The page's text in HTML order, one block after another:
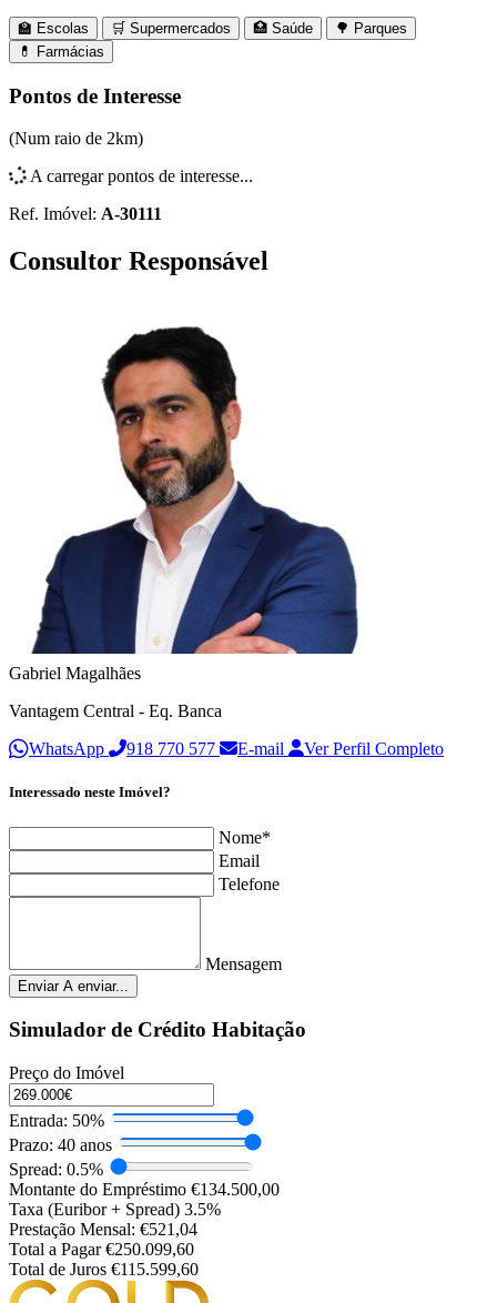
🏫 Escolas 🛒 Supermercados 🏥 Saúde
🌳 Parques
💊 Farmácias
Apartamento T2 Agualva
+
Pontos de Interesse
(Num raio de 2km)
A carregar pontos de interesse...
Ref. Imóvel: A-30111
Consultor Responsável
Gabriel Magalhães
Vantagem Central - Eq. Banca
WhatsApp
918 770 577 E-mail Ver Perfil Completo
Interessado neste Imóvel?
Nome*
Email
Telefone
Mensagem
Enviar A enviar...
Simulador de Crédito Habitação
Preço do Imóvel
Entrada: 50%
Prazo: 40 anos
Spread: 0.5%
Montante do Empréstimo €134.500,00
Taxa (Euribor + Spread) 3.5%
Prestação Mensal: €521,04
Total a Pagar €250.099,60
Total de Juros €115.599,60